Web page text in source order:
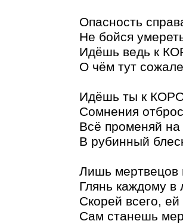
Опасность
Не бойся
Идёшь ведь к
О чём тут
Идёшь ты к
Сомнения
Всё променяй на
В рубинный
Лишь мертвецов
Глянь каждому в
Скорей всего, ей
Сам станешь